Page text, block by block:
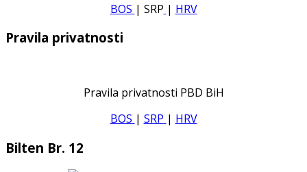
BOS | SRP | HRV
Pravila privatnosti
Pravila privatnosti PBD BiH
BOS | SRP | HRV
Bilten Br. 12